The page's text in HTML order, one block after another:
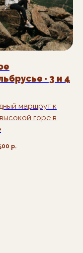
· 3 и 4
маршрут к
горе в
р.